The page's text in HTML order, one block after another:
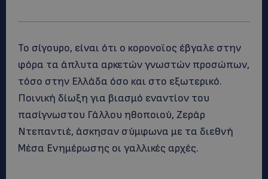
Το σίγουρο, είναι ότι ο κορονοϊος έβγαλε στην
φόρα τα άπλυτα αρκετών γνωστών προσώπων,
τόσο στην Ελλάδα όσο και στο εξωτερικό.
Ποινική δίωξη για βιασμό εναντίον του
πασίγνωστου Γάλλου ηθοποιού, Ζεράρ
Ντεπαντιέ, άσκησαν σύμφωνα με τα διεθνή
Μέσα Ενημέρωσης οι γαλλικές αρχές.